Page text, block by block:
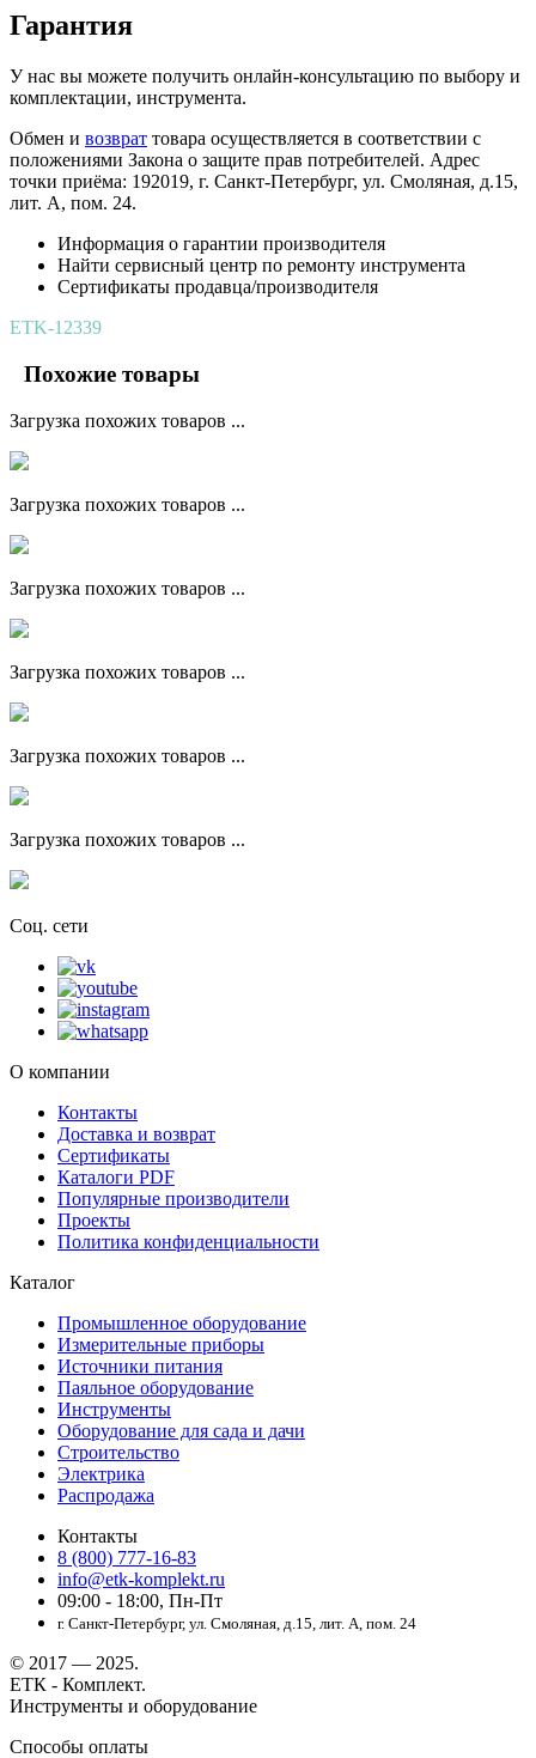
Гарантия
У нас вы можете получить онлайн-консультацию по выбору и
комплектации, инструмента.
Обмен и возврат товара осуществляется в соответствии с
положениями Закона о защите прав потребителей. Адрес
точки приёма: 192019, г. Санкт-Петербург, ул. Смоляная, д.15,
лит. А, пом. 24.
Информация о гарантии производителя
Найти сервисный центр по ремонту инструмента
Сертификаты продавца/производителя
ETK-12339
Похожие товары
Загрузка похожих товаров ...
Загрузка похожих товаров ...
Загрузка похожих товаров ...
Загрузка похожих товаров ...
Загрузка похожих товаров ...
Загрузка похожих товаров ...
Соц. сети
О компании
Контакты
Доставка и возврат
Сертификаты
Каталоги PDF
Популярные производители
Проекты
Политика конфиденциальности
Каталог
Промышленное оборудование
Измерительные приборы
Источники питания
Паяльное оборудование
Инструменты
Оборудование для сада и дачи
Строительство
Электрика
Распродажа
Контакты
8 (800) 777-16-83
info@etk-komplekt.ru
09:00 - 18:00, Пн-Пт
г. Санкт-Петербург, ул. Смоляная, д.15, лит. А, пом. 24
© 2017 — 2025.
ЕТК - Комплект.
Инструменты и оборудование
Способы оплаты